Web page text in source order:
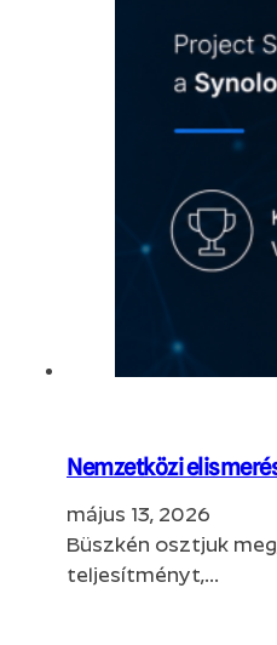
Nemzetközi
május 13, 2026
Büszkén osztjuk
teljesítményt,…